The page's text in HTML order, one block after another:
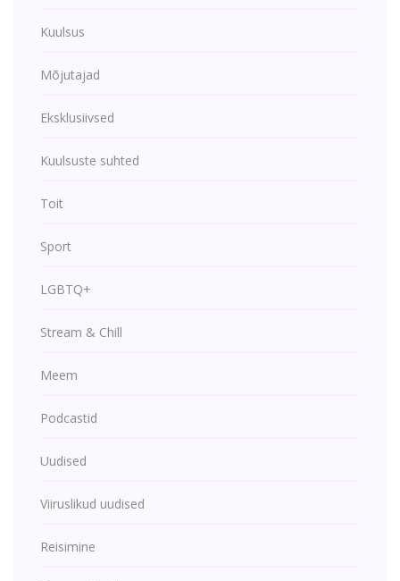
Kuulsus
Mõjutajad
Eksklusiivsed
Kuulsuste suhted
Toit
Sport
LGBTQ+
Stream & Chill
Meem
Podcastid
Uudised
Viiruslikud uudised
Reisimine